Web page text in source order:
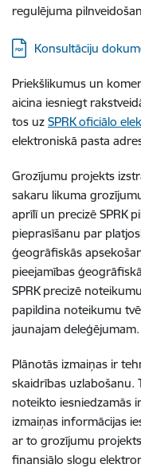
regulējuma
Lejupielādēt:
Konsultāciju
Priekšlikumus un
aicina iesniegt
tos uz SPRK oficiālo
elektroniskā pasta
Grozījumu projekts
sakaru likuma
aprīlī un precizē SPRK
pieprasīšanu par
ģeogrāfiskās
pieejamības
SPRK precizē
papildina noteikumu
jaunajam deleģējumam.
Plānotās izmaiņas ir
skaidrības uzlabošanu.
noteikto iesniedzamās
izmaiņas informācijas
ar to grozījumu
finansiālo slogu